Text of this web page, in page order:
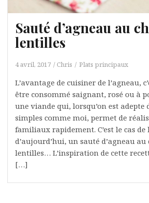
Sauté d’agneau au
lentilles
4 avril, 2017 Chris Plats principaux
L’avantage de cuisiner de l’agneau,
être consommé saignant, rosé ou à
une viande qui, lorsqu’on est adepte
simples comme moi, permet de
familiaux rapidement. C’est le cas de
d’aujourd’hui, un sauté d’agneau
lentilles… L’inspiration de cette
[…]